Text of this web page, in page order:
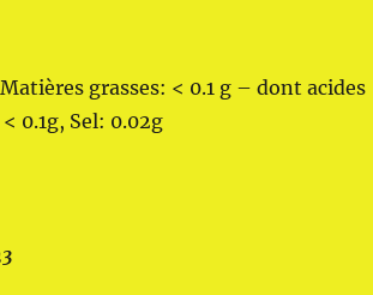
grasses: < 0.1 g – dont acides
0.1g, Sel: 0.02g